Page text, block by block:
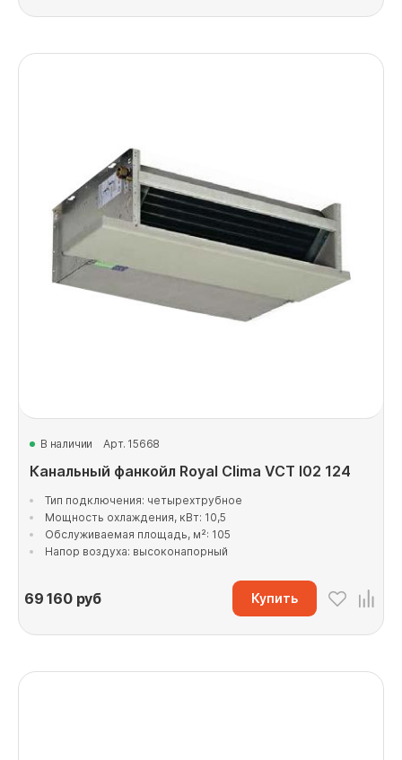
В наличии Арт. 15668
Канальный фанкойл Royal Clima VCT I02 124
Тип подключения: четырехтрубное
Мощность охлаждения, кВт: 10,5
Обслуживаемая площадь, м²: 105
Напор воздуха: высоконапорный
69 160руб Купить